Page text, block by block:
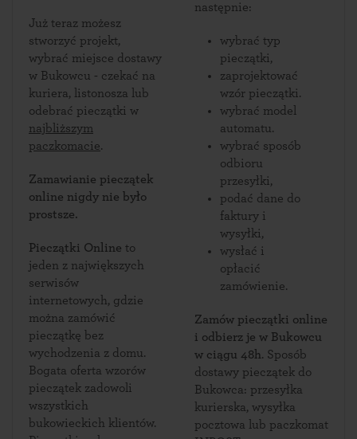
Już teraz możesz
stworzyć projekt,
wybrać miejsce dostawy
w Bukowcu - czekać na
kuriera, listonosza lub
odebrać pieczątki w
najbliższym
paczkomacie.
Zamawianie pieczątek
online nigdy nie było
prostsze.
Pieczątki Online to
jeden z największych
serwisów
internetowych, gdzie
można zamówić
pieczątkę bez
wychodzenia z domu.
Bogata oferta wzorów
pieczątek zadowoli
wszystkich
bukowieckich klientów.
następnie:
wybrać typ
pieczątki,
zaprojektować
wzór pieczątki.
wybrać model
automatu.
wybrać sposób
odbioru
przesyłki,
podać dane do
faktury i
wysyłki,
wysłać i
opłacić
zamówienie.
Zamów pieczątki online
i odbierz je w Bukowcu
w ciągu 48h. Sposób
dostawy pieczątek do
Bukowca: przesyłka
kurierska, wysyłka
pocztowa lub paczkomat